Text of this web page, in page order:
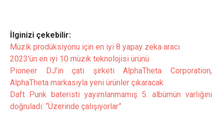
İlginizi çekebilir:
Müzik prodüksiyonu için en iyi 8 yapay zeka aracı
2023'ün en iyi 10 müzik teknolojisi ürünü
Pioneer DJ'in çatı şirketi AlphaTheta Corporation,
AlphaTheta markasıyla yeni ürünler çıkaracak
Daft Punk bateristi yayımlanmamış 5. albümün varlığını
doğruladı: “Üzerinde çalışıyorlar”